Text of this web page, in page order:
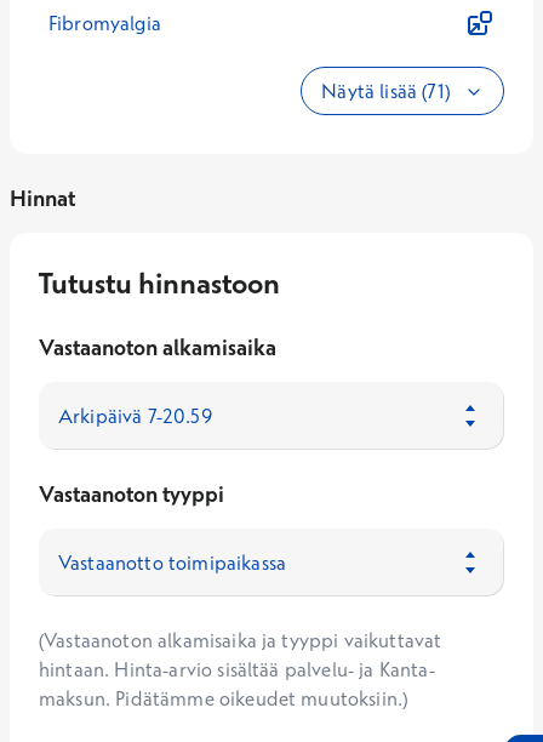
Fibromyalgia
Näytä lisää (71)
Hinnat
Tutustu hinnastoon
Vastaanoton alkamisaika
Vastaanoton tyyppi
(Vastaanoton alkamisaika ja tyyppi vaikuttavat
hintaan. Hinta-arvio sisältää palvelu- ja Kanta-
maksun. Pidätämme oikeudet muutoksiin.)